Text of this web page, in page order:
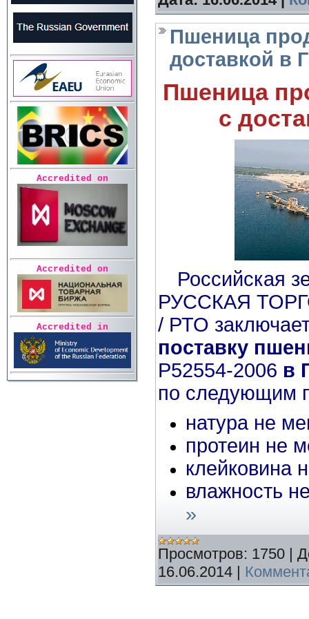
Accredited on
Accredited on
Accredited in
Пшеница
доставкой в
Пшеница
с
Российская
РУССКАЯ
/ РТО
поставку
Р52554-2006 в
по следующим
натура не
протеин не
клейковина
влажность
»
Просмотров: 1750 |
16.06.2014 |